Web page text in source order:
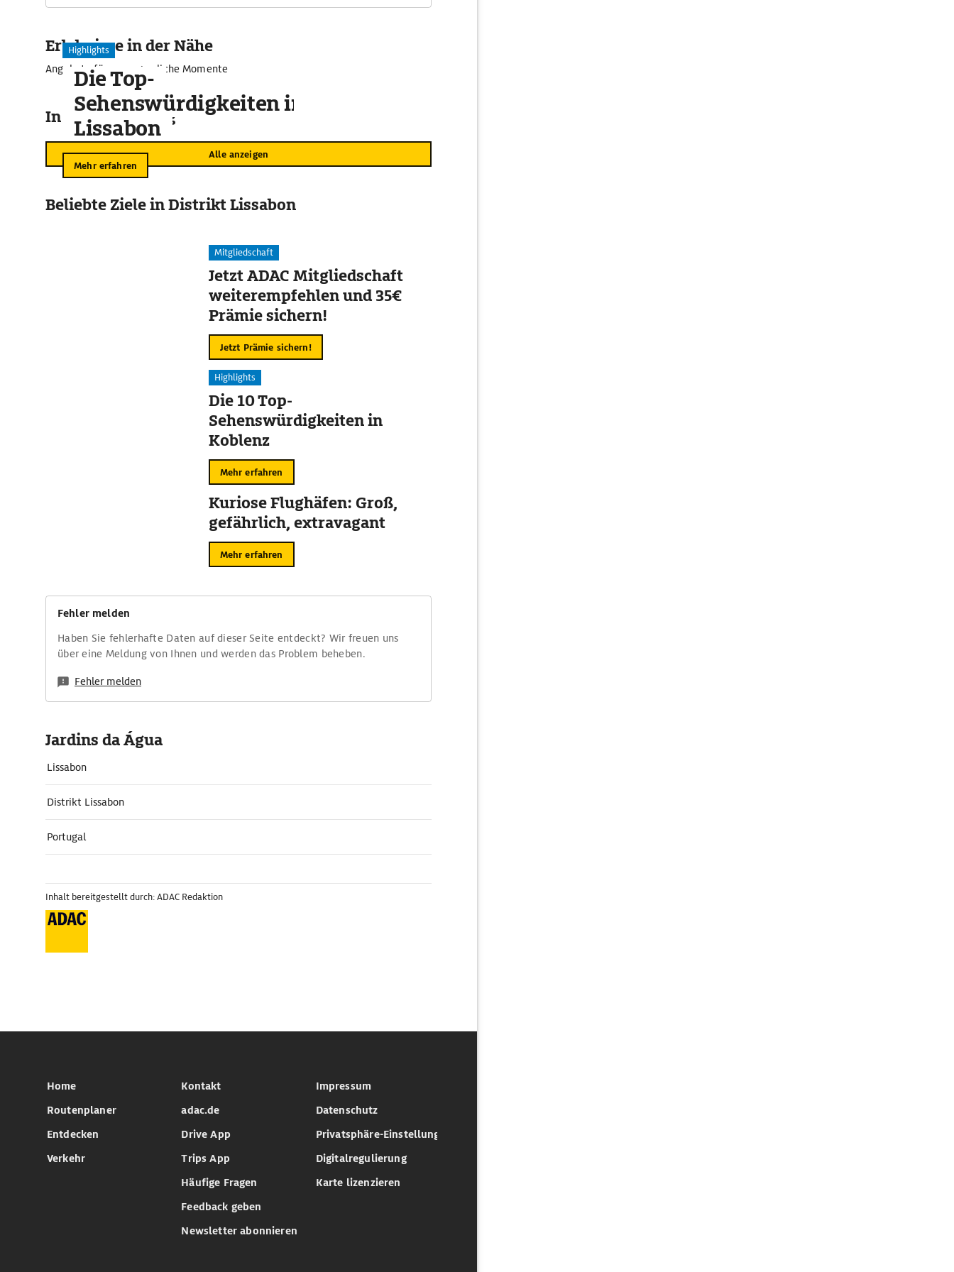
Erlebnisse in der Nähe
Angebote für unvergessliche Momente
In der Umgebung
Alle anzeigen
Highlights
Die Top-
Sehenswürdigkeiten in
Lissabon
Mehr erfahren
Beliebte Ziele in Distrikt Lissabon
Mitgliedschaft
Jetzt ADAC Mitgliedschaft
weiterempfehlen und 35€
Prämie sichern!
Jetzt Prämie sichern!
Highlights
Die 10 Top-
Sehenswürdigkeiten in
Koblenz
Mehr erfahren
Kuriose Flughäfen: Groß,
gefährlich, extravagant
Mehr erfahren
Fehler melden
Haben Sie fehlerhafte Daten auf dieser Seite entdeckt? Wir freuen uns
über eine Meldung von Ihnen und werden das Problem beheben.
Fehler melden
Jardins da Água
Lissabon
Distrikt Lissabon
Portugal
Inhalt bereitgestellt durch: ADAC Redaktion
Home
Routenplaner
Entdecken
Verkehr
Kontakt
adac.de
Drive App
Trips App
Häufige Fragen
Feedback geben
Newsletter abonnieren
Impressum
Datenschutz
Privatsphäre-Einstellungen
Digitalregulierung
Karte lizenzieren